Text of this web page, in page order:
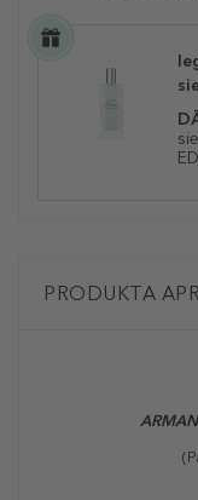
PRODUKTA